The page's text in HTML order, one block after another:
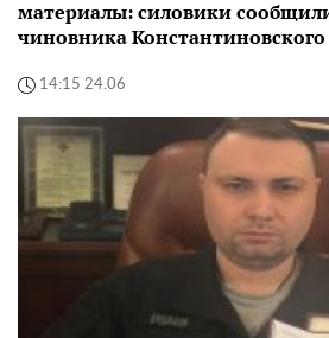
материалы: силовики
чиновника Константиновского
14:15 24.06